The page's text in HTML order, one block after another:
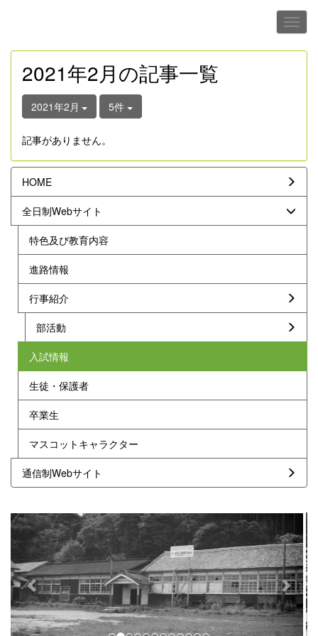
2021年2月の記事一覧
2021年2月 5件
記事がありません。
HOME
全日制Webサイト
特色及び教育内容
進路情報
行事紹介
部活動
入試情報
生徒・保護者
卒業生
マスコットキャラクター
通信制Webサイト
p
r
e
v
i
o
e
x
t